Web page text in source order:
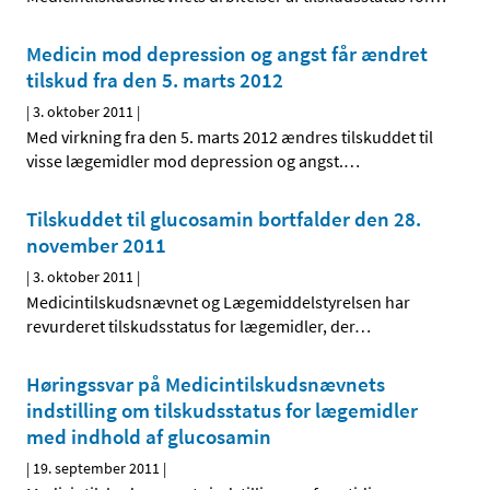
Medicin mod depression og angst får ændret
tilskud fra den 5. marts 2012
|3. oktober 2011 |
Med virkning fra den 5. marts 2012 ændres tilskuddet til
visse lægemidler mod depression og angst.…
Tilskuddet til glucosamin bortfalder den 28.
november 2011
|3. oktober 2011 |
Medicintilskudsnævnet og Lægemiddelstyrelsen har
revurderet tilskudsstatus for lægemidler, der…
Høringssvar på Medicintilskudsnævnets
indstilling om tilskudsstatus for lægemidler
med indhold af glucosamin
| 19. september 2011 |